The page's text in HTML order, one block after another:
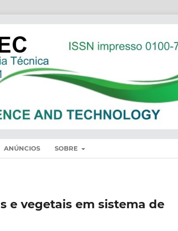
ANÚNCIOS SOBRE
e vegetais em sistema de